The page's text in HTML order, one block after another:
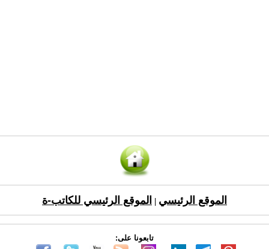
الموقع الرئيسي الموقع الرئيسي للكاتب-ة
تابعونا على: